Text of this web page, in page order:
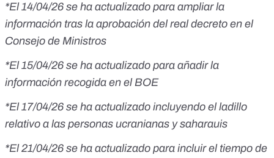
*El 14/04/26 se ha actualizado para ampliar la
información tras la aprobación del real decreto en el
Consejo de Ministros
*El 15/04/26 se ha actualizado para añadir la
información recogida en el BOE
*El 17/04/26 se ha actualizado incluyendo el ladillo
relativo a las personas ucranianas y saharauis
*El 21/04/26 se ha actualizado para incluir el tiempo de